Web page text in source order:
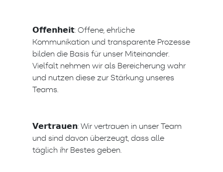
𝗢𝗳𝗳𝗲𝗻𝗵𝗲𝗶𝘁: Offene, ehrliche
Kommunikation und transparente Prozesse
bilden die Basis für unser Miteinander.
Vielfalt nehmen wir als Bereicherung wahr
und nutzen diese zur Stärkung unseres
Teams.
𝗩𝗲𝗿𝘁𝗿𝗮𝘂𝗲𝗻: Wir vertrauen in unser Team
und sind davon überzeugt, dass alle
täglich ihr Bestes geben.